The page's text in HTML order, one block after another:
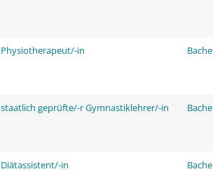
Physiotherapeut/-in
staatlich geprüfte/-r Gymnastiklehrer/-in
Diätassistent/-in